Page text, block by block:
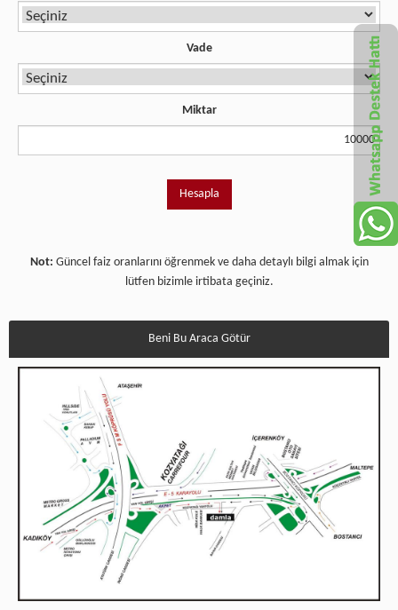
Vade
Miktar
Not: Güncel faiz oranlarını öğrenmek ve daha detaylı bilgi almak için
lütfen bizimle irtibata geçiniz.
Beni Bu Araca Götür